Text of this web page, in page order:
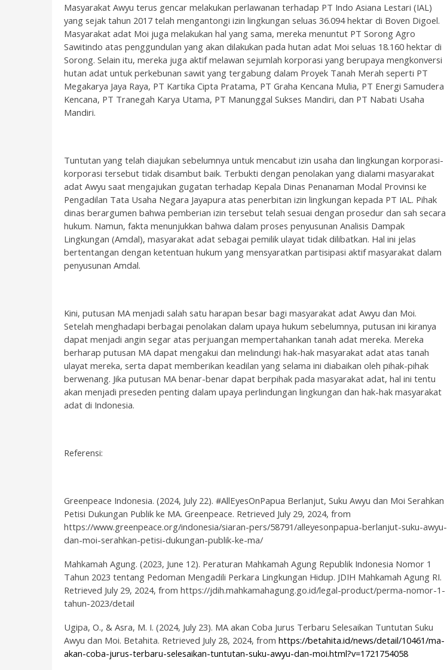
Masyarakat Awyu terus gencar melakukan perlawanan terhadap PT Indo Asiana Lestari (IAL)
yang sejak tahun 2017 telah mengantongi izin lingkungan seluas 36.094 hektar di Boven Digoel.
Masyarakat adat Moi juga melakukan hal yang sama, mereka menuntut PT Sorong Agro
Sawitindo atas penggundulan yang akan dilakukan pada hutan adat Moi seluas 18.160 hektar di
Sorong. Selain itu, mereka juga aktif melawan sejumlah korporasi yang berupaya mengkonversi
hutan adat untuk perkebunan sawit yang tergabung dalam Proyek Tanah Merah seperti PT
Megakarya Jaya Raya, PT Kartika Cipta Pratama, PT Graha Kencana Mulia, PT Energi Samudera
Kencana, PT Tranegah Karya Utama, PT Manunggal Sukses Mandiri, dan PT Nabati Usaha
Mandiri.
Tuntutan yang telah diajukan sebelumnya untuk mencabut izin usaha dan lingkungan korporasi-
korporasi tersebut tidak disambut baik. Terbukti dengan penolakan yang dialami masyarakat
adat Awyu saat mengajukan gugatan terhadap Kepala Dinas Penanaman Modal Provinsi ke
Pengadilan Tata Usaha Negara Jayapura atas penerbitan izin lingkungan kepada PT IAL. Pihak
dinas berargumen bahwa pemberian izin tersebut telah sesuai dengan prosedur dan sah secara
hukum. Namun, fakta menunjukkan bahwa dalam proses penyusunan Analisis Dampak
Lingkungan (Amdal), masyarakat adat sebagai pemilik ulayat tidak dilibatkan. Hal ini jelas
bertentangan dengan ketentuan hukum yang mensyaratkan partisipasi aktif masyarakat dalam
penyusunan Amdal.
Kini, putusan MA menjadi salah satu harapan besar bagi masyarakat adat Awyu dan Moi.
Setelah menghadapi berbagai penolakan dalam upaya hukum sebelumnya, putusan ini kiranya
dapat menjadi angin segar atas perjuangan mempertahankan tanah adat mereka. Mereka
berharap putusan MA dapat mengakui dan melindungi hak-hak masyarakat adat atas tanah
ulayat mereka, serta dapat memberikan keadilan yang selama ini diabaikan oleh pihak-pihak
berwenang. Jika putusan MA benar-benar dapat berpihak pada masyarakat adat, hal ini tentu
akan menjadi preseden penting dalam upaya perlindungan lingkungan dan hak-hak masyarakat
adat di Indonesia.
Referensi:
Greenpeace Indonesia. (2024, July 22). #AllEyesOnPapua Berlanjut, Suku Awyu dan Moi Serahkan
Petisi Dukungan Publik ke MA. Greenpeace. Retrieved July 29, 2024, from
https://www.greenpeace.org/indonesia/siaran-pers/58791/alleyesonpapua-berlanjut-suku-awyu-
dan-moi-serahkan-petisi-dukungan-publik-ke-ma/
Mahkamah Agung. (2023, June 12). Peraturan Mahkamah Agung Republik Indonesia Nomor 1
Tahun 2023 tentang Pedoman Mengadili Perkara Lingkungan Hidup. JDIH Mahkamah Agung RI.
Retrieved July 29, 2024, from https://jdih.mahkamahagung.go.id/legal-product/perma-nomor-1-
tahun-2023/detail
Ugipa, O., & Asra, M. I. (2024, July 23). MA akan Coba Jurus Terbaru Selesaikan Tuntutan Suku
Awyu dan Moi. Betahita. Retrieved July 28, 2024, from https://betahita.id/news/detail/10461/ma-
akan-coba-jurus-terbaru-selesaikan-tuntutan-suku-awyu-dan-moi.html?v=1721754058